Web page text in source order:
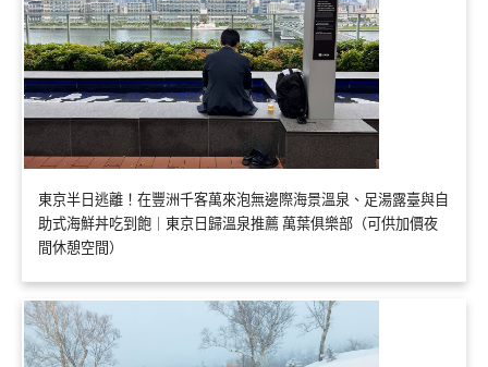
東京半日逃離！在豐洲千客萬來泡無邊際海景溫泉、足湯露臺與自
助式海鮮丼吃到飽｜東京日歸溫泉推薦 萬葉俱樂部（可供加價夜
間休憩空間）